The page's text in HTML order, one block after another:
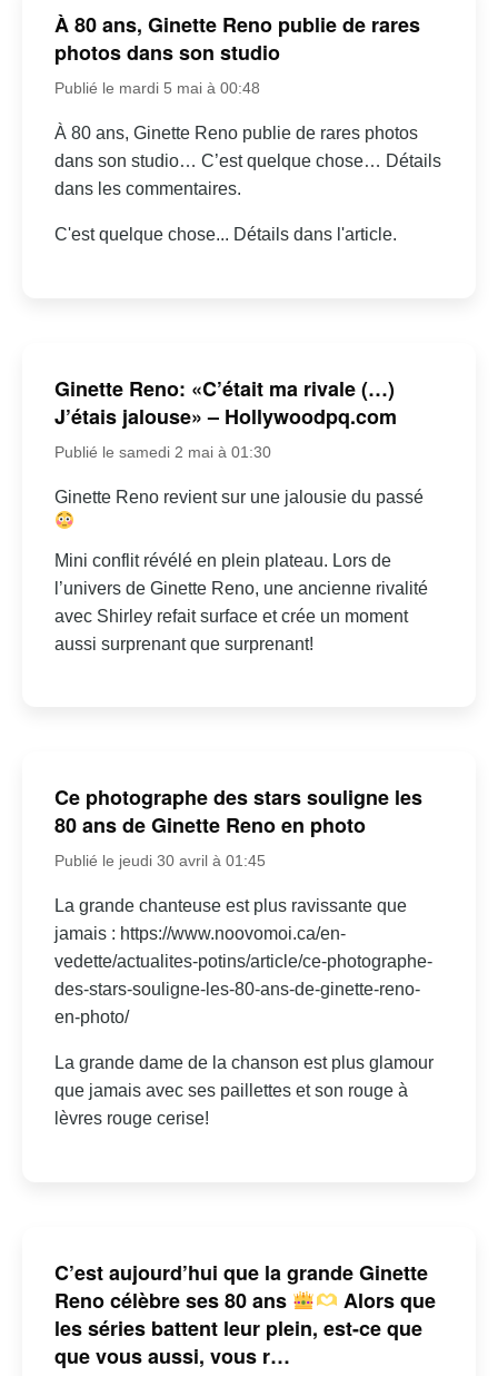
À 80 ans, Ginette Reno publie de rares
photos dans son studio
Publié le mardi 5 mai à 00:48
À 80 ans, Ginette Reno publie de rares photos
dans son studio… C’est quelque chose… Détails
dans les commentaires.
C'est quelque chose... Détails dans l'article.
Ginette Reno: «C’était ma rivale (…)
J’étais jalouse» – Hollywoodpq.com
Publié le samedi 2 mai à 01:30
Ginette Reno revient sur une jalousie du passé
Mini conflit révélé en plein plateau. Lors de
l’univers de Ginette Reno, une ancienne rivalité
avec Shirley refait surface et crée un moment
aussi surprenant que surprenant!
Ce photographe des stars souligne les
80 ans de Ginette Reno en photo
Publié le jeudi 30 avril à 01:45
La grande chanteuse est plus ravissante que
jamais : https://www.noovomoi.ca/en-
vedette/actualites-potins/article/ce-photographe-
des-stars-souligne-les-80-ans-de-ginette-reno-
en-photo/
La grande dame de la chanson est plus glamour
que jamais avec ses paillettes et son rouge à
lèvres rouge cerise!
C’est aujourd’hui que la grande Ginette
Reno célèbre ses 80 ans
Alors que
les séries battent leur plein, est-ce que
que vous aussi, vous r…